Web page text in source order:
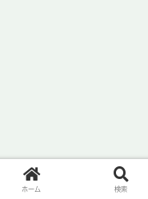
ホーム 検索